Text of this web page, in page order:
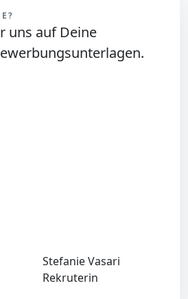
uns auf Deine
Stefanie Vasari
Rekruterin